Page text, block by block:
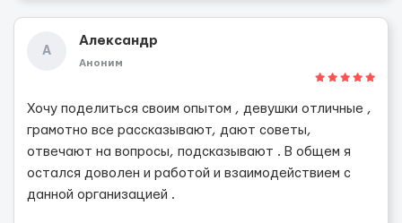
А
Александр
Аноним
Хочу поделиться своим опытом , девушки отличные ,
грамотно все рассказывают, дают советы,
отвечают на вопросы, подсказывают . В общем я
остался доволен и работой и взаимодействием с
данной организацией .